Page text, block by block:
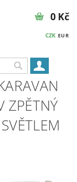
CZK EUR
0 Kč
ZPĚTNÝ